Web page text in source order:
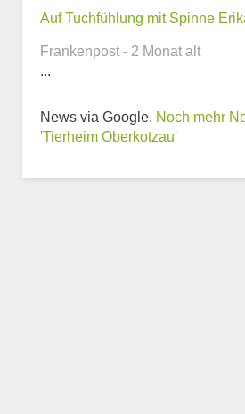
Weitere
zum Tierheim
Auf Tuchfühlung mit Spinne
Frankenpost - 2 Monat alt
...
News via Google. Noch mehr
'Tierheim Oberkotzau'